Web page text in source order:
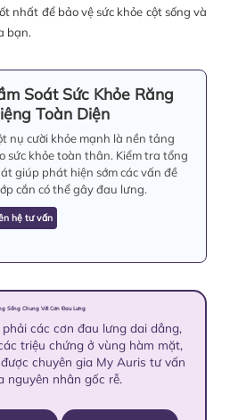
nhất để bảo vệ sức khỏe cột sống và
bạn.
Soát Sức Khỏe Răng
Toàn Diện
nụ cười khỏe mạnh là nền tảng
sức khỏe toàn thân. Kiểm tra tổng
giúp phát hiện sớm các vấn đề
cắn có thể gây đau lưng.
hệ tư vấn
Sống Chung Với Cơn Đau Lưng
các cơn đau lưng dai dẳng,
triệu chứng ở vùng hàm mặt,
chuyên gia My Auris tư vấn
nguyên nhân gốc rễ.